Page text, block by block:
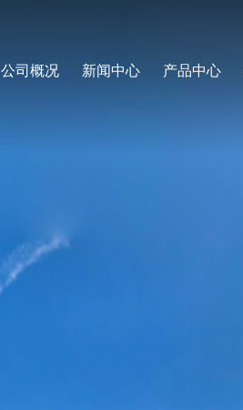
公司概况 新闻中心 产品中心